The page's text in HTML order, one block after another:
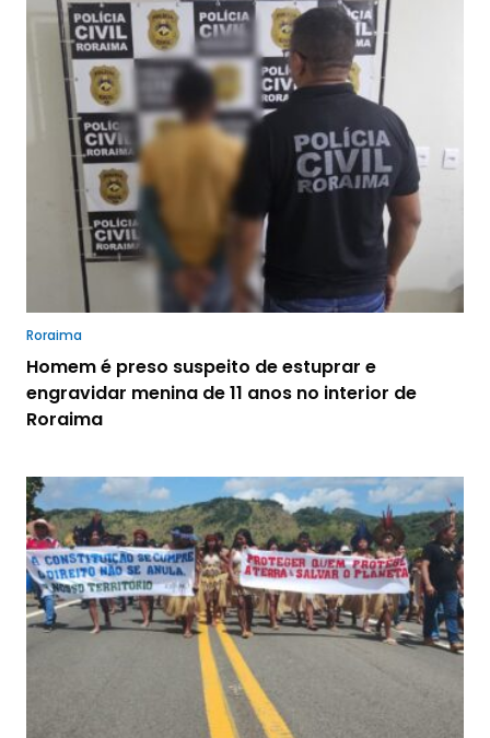
Roraima
Homem é preso suspeito de estuprar e
engravidar menina de 11 anos no interior de
Roraima